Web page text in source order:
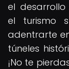
el
el turismo
adentrarte
túneles
¡No te